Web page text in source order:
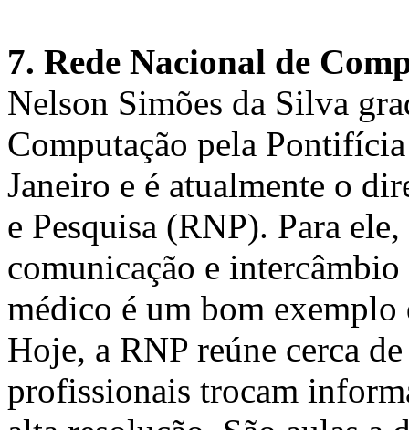
7. Rede Nacional de
Nelson Simões da Silva
Computação pela
Janeiro e é atualmente o
e Pesquisa (RNP). Para
comunicação e
médico é um bom exemplo
Hoje, a RNP reúne cerca
profissionais trocam